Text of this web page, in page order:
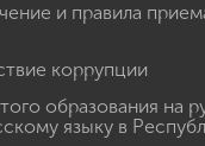
и правила
коррупции
образования на
языку в